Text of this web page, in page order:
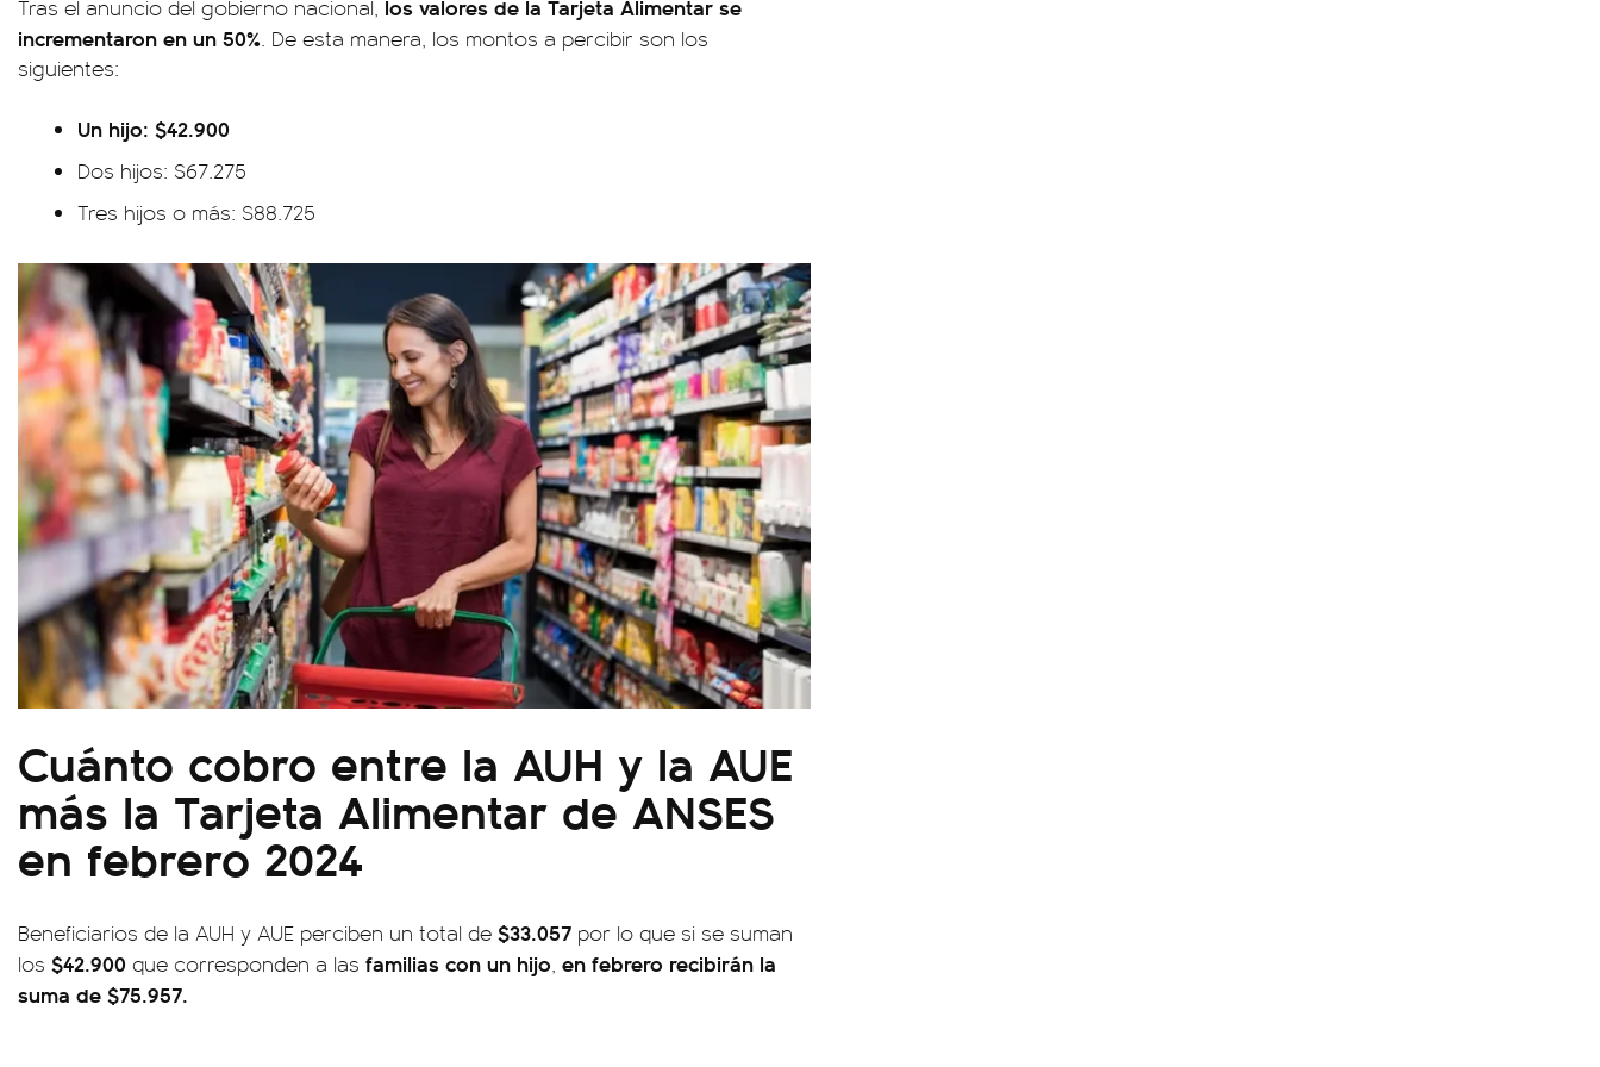
Tras el anuncio del gobierno nacional, los valores de la Tarjeta Alimentar se
incrementaron en un 50% . De esta manera, los montos a percibir son los
siguientes:
Un hijo: $42.900
Dos hijos: $67.275
Tres hijos o más: $88.725
Cuánto cobro entre la AUH y la AUE
más la Tarjeta Alimentar de ANSES
en febrero 2024
Beneficiarios de la AUH y AUE perciben un total de $33.057 por lo que si se suman
los $42.900 que corresponden a las familias con un hijo, en febrero recibirán la
suma de $75.957.